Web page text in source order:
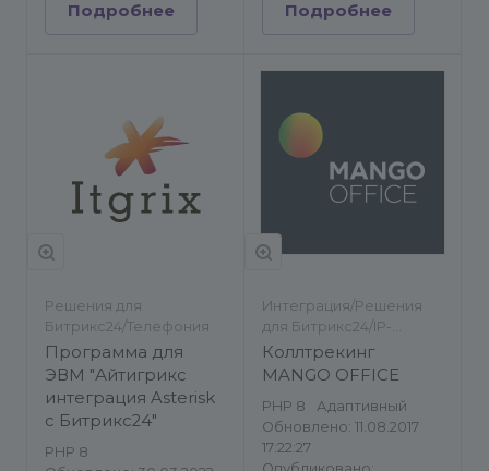
Подробнее Подробнее
Решения для
Битрикс24/Телефония
Программа для
ЭВМ "Айтигрикс
интеграция Asterisk
с Битрикс24"
PHP 8
Интеграция/Решения
для Битрикс24/IP-
телефония/Телефония
Коллтрекинг
MANGO OFFICE
PHP 8
Адаптивный
Обновлено: 11.08.2017
17:22:27